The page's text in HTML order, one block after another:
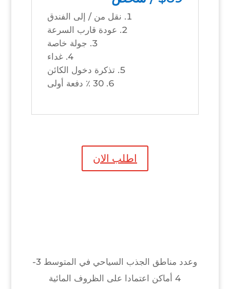
نقل من / إلى الفندق
عودة قارب السرعة
جولة خاصة
غداء
تذكرة دخول الكائن
30 ٪ دفعة أولى
اطلب الان
وعدد مناطق الجذب السياحي في المتوسط 3-
4 أماكن اعتمادا على الظروف المائية